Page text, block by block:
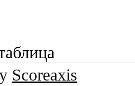
Scoreaxis